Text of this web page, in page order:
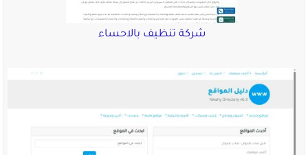
شركة تنظيف بالاحساء